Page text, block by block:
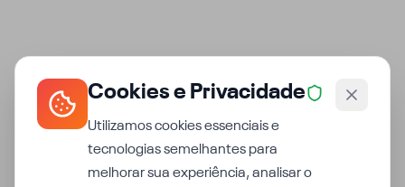
Cookies e Privacidade
Utilizamos cookies essenciais e
tecnologias semelhantes para
melhorar sua experiência, analisar o